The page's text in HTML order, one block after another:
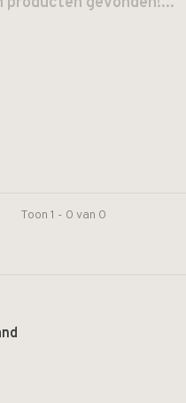
Toon 1 - 0 van 0